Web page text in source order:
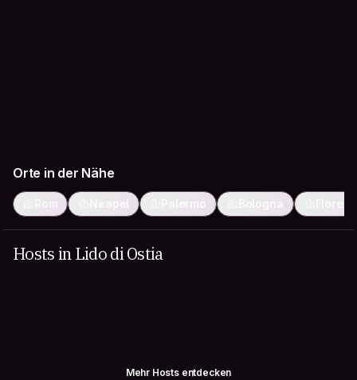
Orte in der Nähe
Rom Neapel Palermo Bologna
Hosts in Lido di Ostia
Mehr Hosts entdecken